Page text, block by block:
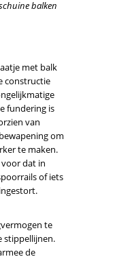
balken
met balk
constructie
fundering is
van
om
te maken.
dat in
of iets
te
stippellijnen.
de